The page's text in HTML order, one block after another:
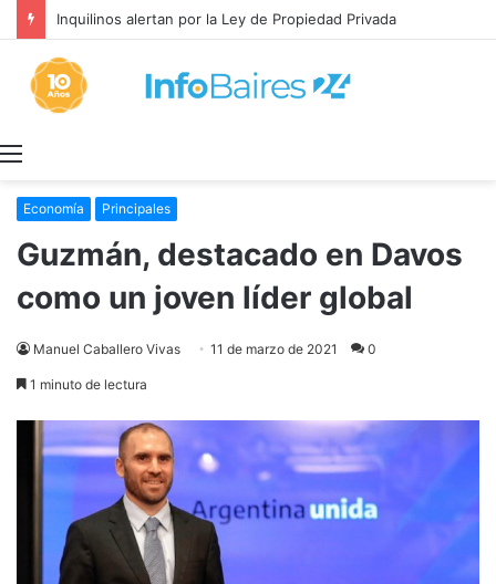
Inquilinos alertan por la Ley de Propiedad Privada
Economía Principales
Guzmán, destacado en Davos
como un joven líder global
Manuel Caballero Vivas 11 de marzo de 2021 0
1 minuto de lectura